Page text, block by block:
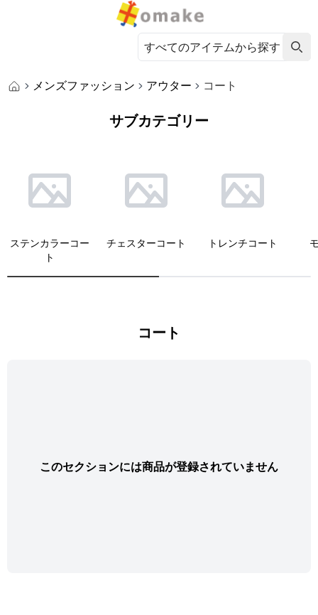
メンズファッション アウター コート
サブカテゴリー
ステンカラーコー
ト
チェスターコート トレンチコート
コート
このセクションには商品が登録されていません